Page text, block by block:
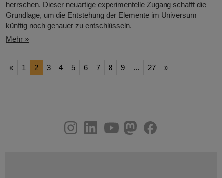
herrschen. Dieser neuartige experimentelle Zugang schafft die
Grundlage, um die Entstehung der Elemente im Universum
künftig noch genauer zu entschlüsseln.
Mehr »
« 1 2 3 4 5 6 7 8 9 ... 27 »
youtube
helmholtz.social
facebook